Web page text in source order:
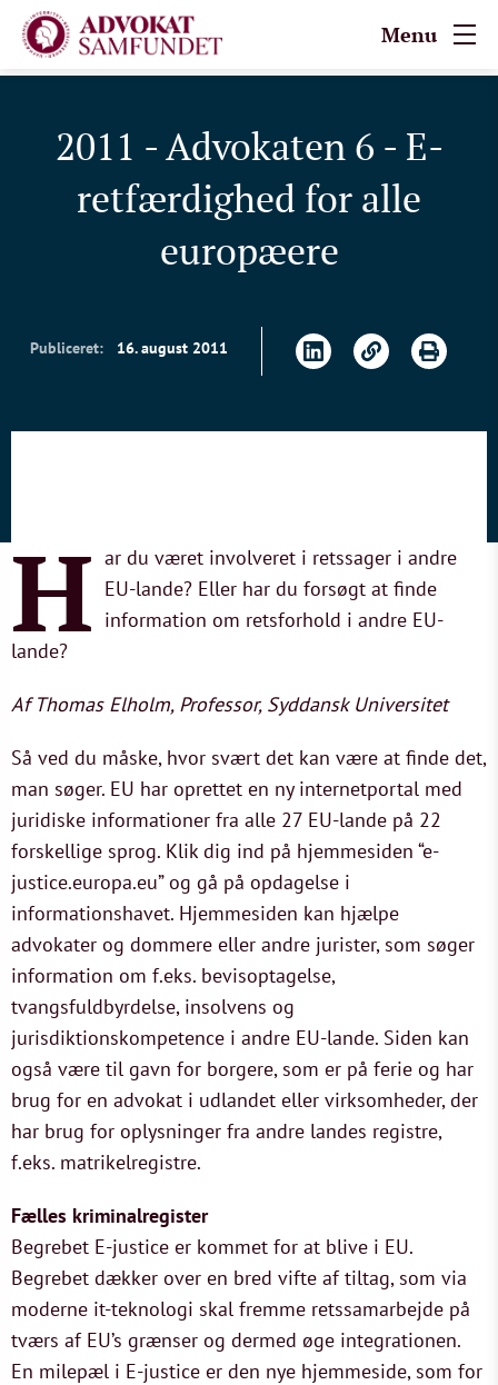
Menu
2011 - Advokaten 6 - E-
retfærdighed for alle
europæere
Publiceret: 16. august 2011
H ar du været involveret i retssager i andre
EU-lande? Eller har du forsøgt at finde
information om retsforhold i andre EU-
lande?
Af Thomas Elholm, Professor, Syddansk Universitet
Så ved du måske, hvor svært det kan være at finde det,
man søger. EU har oprettet en ny internetportal med
juridiske informationer fra alle 27 EU-lande på 22
forskellige sprog. Klik dig ind på hjemmesiden “e-
justice.europa.eu” og gå på opdagelse i
informationshavet. Hjemmesiden kan hjælpe
advokater og dommere eller andre jurister, som søger
information om f.eks. bevisoptagelse,
tvangsfuldbyrdelse, insolvens og
jurisdiktionskompetence i andre EU-lande. Siden kan
også være til gavn for borgere, som er på ferie og har
brug for en advokat i udlandet eller virksomheder, der
har brug for oplysninger fra andre landes registre,
f.eks. matrikelregistre.
Fælles kriminalregister
Begrebet E-justice er kommet for at blive i EU.
Begrebet dækker over en bred vifte af tiltag, som via
moderne it-teknologi skal fremme retssamarbejde på
tværs af EU’s grænser og dermed øge integrationen.
En milepæl i E-justice er den nye hjemmeside, som for